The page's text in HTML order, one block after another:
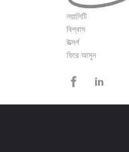
লয়ালিটি
বিশ্বাস
উত্সর্গ
ফিরে আসুন